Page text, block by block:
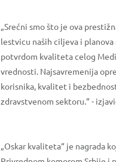
„Srećni smo što je ova
lestvicu naših ciljeva i
potvrdom kvaliteta celog
vrednosti. Najsavremenija
korisnika, kvalitet i
zdravstvenom sektoru.“ -
„Oskar kvaliteta“ je nagrada